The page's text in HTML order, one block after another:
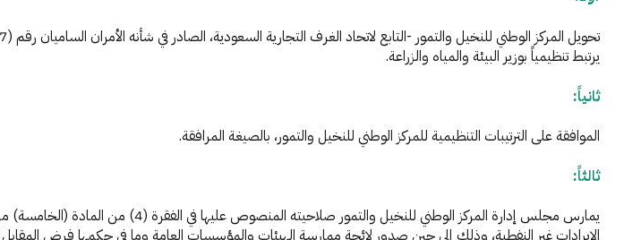
يرتبط تنظيمياً بوزير البيئة والمياه والزراعة.
ثانياً:
الموافقة على الترتيبات التنظيمية للمركز الوطني للنخيل والتمور، بالصيغة المرافقة.
ثالثاً:
يمارس مجلس إدارة المركز الوطني للنخيل